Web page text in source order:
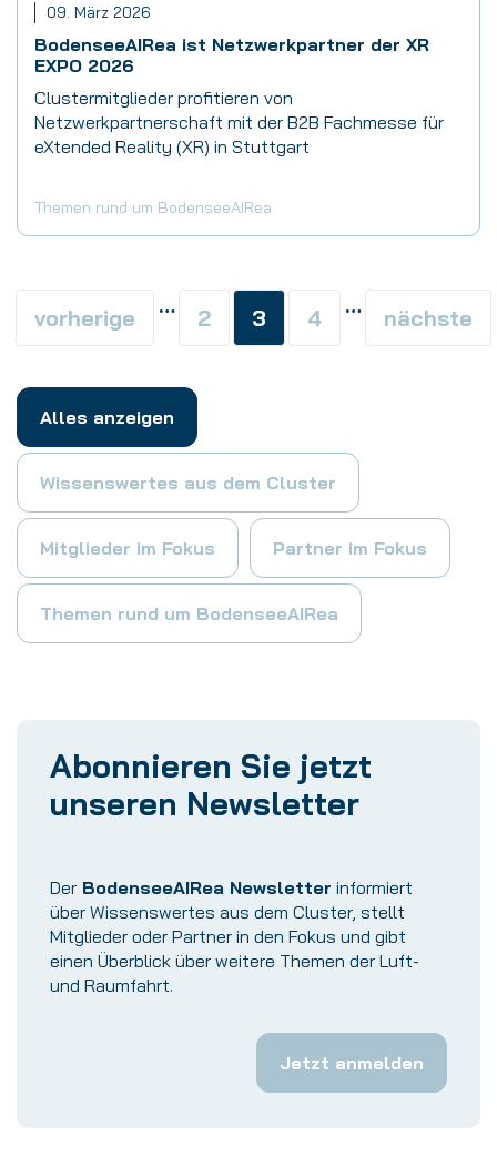
09. März 2026
BodenseeAIRea ist Netzwerkpartner der XR
EXPO 2026
Clustermitglieder profitieren von
Netzwerkpartnerschaft mit der B2B Fachmesse für
eXtended Reality (XR) in Stuttgart
Themen rund um BodenseeAIRea
vorherige … 2 3 4 … nächste
Alles anzeigen
Wissenswertes aus dem Cluster
Mitglieder im Fokus Partner im Fokus
Themen rund um BodenseeAIRea
Abonnieren Sie jetzt
unseren Newsletter
Der BodenseeAIRea Newsletter informiert
über Wissenswertes aus dem Cluster, stellt
Mitglieder oder Partner in den Fokus und gibt
einen Überblick über weitere Themen der Luft-
und Raumfahrt.
Jetzt anmelden